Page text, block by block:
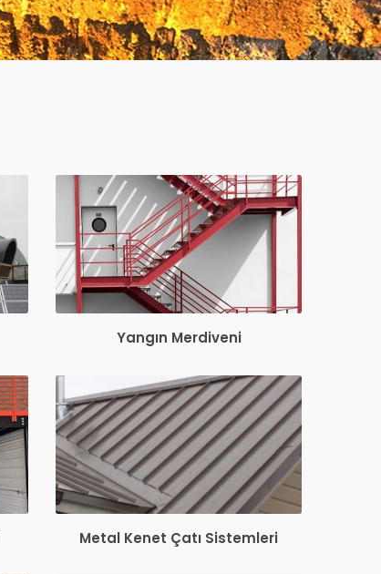
Yangın Merdiveni
Metal Kenet Çatı Sistemleri